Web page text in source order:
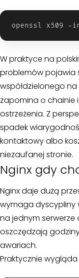
W praktyce na
problemów pojawia
współdzielonego na
zapomina o chainie
ostrzeżenia. Z
spadek
kontaktowy albo
niezaufanej stronie.
Nginx gdy
Nginx daje dużą
wymaga dyscypliny
na jednym serwerze
oszczędzają
awariach.
Praktycznie